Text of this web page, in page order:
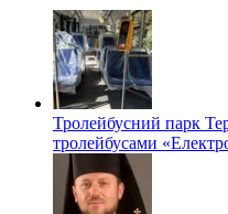
Тролейбусний парк
тролейбусами